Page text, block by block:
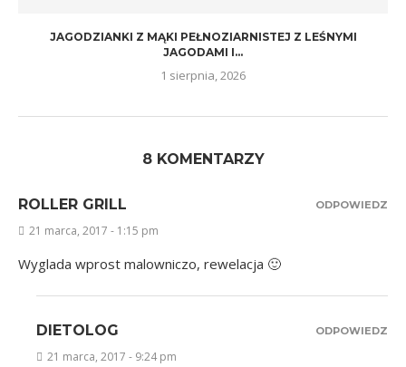
JAGODZIANKI Z MĄKI PEŁNOZIARNISTEJ Z LEŚNYMI
JAGODAMI I...
1 sierpnia, 2026
8 KOMENTARZY
ROLLER GRILL
21 marca, 2017 - 1:15 pm
Wyglada wprost malowniczo, rewelacja 🙂
ODPOWIEDZ
DIETOLOG
21 marca, 2017 - 9:24 pm
ODPOWIEDZ